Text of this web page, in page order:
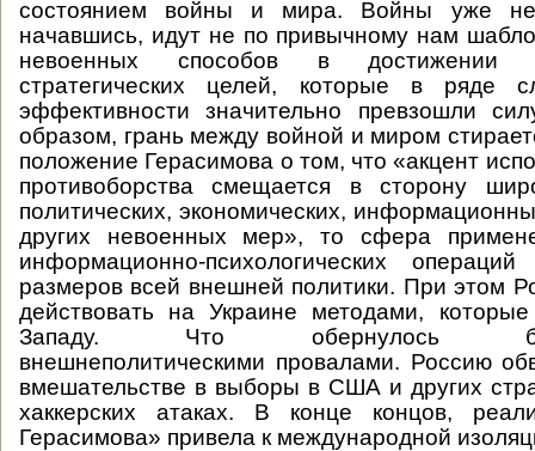
состоянием войны и мира. Войны уже не
начавшись, идут не по привычному нам
невоенных способов в достижении
стратегических целей, которые в ряде
эффективности значительно превзошли
образом, грань между войной и миром
положение Герасимова о том, что «акцент
противоборства смещается в сторону
политических, экономических,
других невоенных мер», то сфера
информационно-психологических
размеров всей внешней политики. При этом
действовать на Украине методами,
Западу. Что обернулось
внешнеполитическими провалами. Россию
вмешательстве в выборы в США и других
хаккерских атаках. В конце концов,
Герасимова» привела к международной